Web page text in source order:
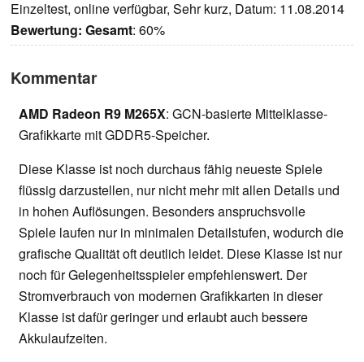
Einzeltest, online verfügbar, Sehr kurz, Datum: 11.08.2014
Bewertung: Gesamt: 60%
Kommentar
AMD Radeon R9 M265X: GCN-basierte Mittelklasse-
Grafikkarte mit GDDR5-Speicher.
Diese Klasse ist noch durchaus fähig neueste Spiele
flüssig darzustellen, nur nicht mehr mit allen Details und
in hohen Auflösungen. Besonders anspruchsvolle
Spiele laufen nur in minimalen Detailstufen, wodurch die
grafische Qualität oft deutlich leidet. Diese Klasse ist nur
noch für Gelegenheitsspieler empfehlenswert. Der
Stromverbrauch von modernen Grafikkarten in dieser
Klasse ist dafür geringer und erlaubt auch bessere
Akkulaufzeiten.